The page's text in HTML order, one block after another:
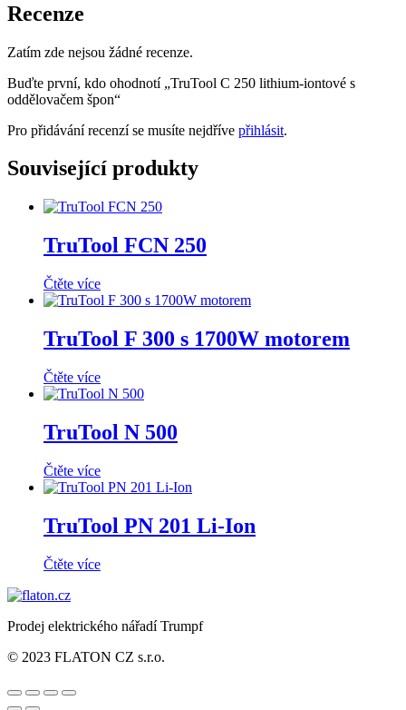
Recenze
Zatím zde nejsou žádné recenze.
Buďte první, kdo ohodnotí „TruTool C 250 lithium-iontové s
oddělovačem špon“
Pro přidávání recenzí se musíte nejdříve přihlásit.
Související produkty
TruTool FCN 250
Čtěte více
TruTool F 300 s 1700W motorem
Čtěte více
TruTool N 500
Čtěte více
TruTool PN 201 Li-Ion
Čtěte více
Prodej elektrického nářadí Trumpf
© 2023 FLATON CZ s.r.o.